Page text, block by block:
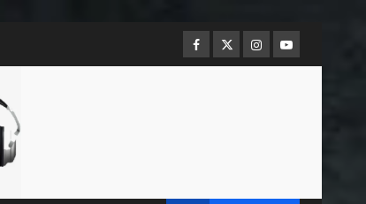
Facebook
TwitterInstagram
Youtube